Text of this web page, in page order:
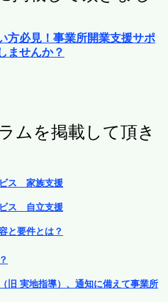
方必見！事業所開業支援サポ
ませんか？
ムを掲載して頂き
ビス 家族支援
ビス 自立支援
と要件とは？
旧 実地指導）、通知に備えて事業所